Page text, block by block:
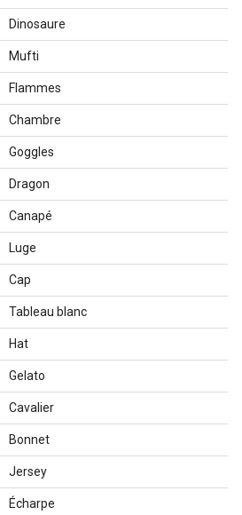
Dinosaure
Mufti
Flammes
Chambre
Goggles
Dragon
Canapé
Luge
Cap
Tableau blanc
Hat
Gelato
Cavalier
Bonnet
Jersey
Écharpe